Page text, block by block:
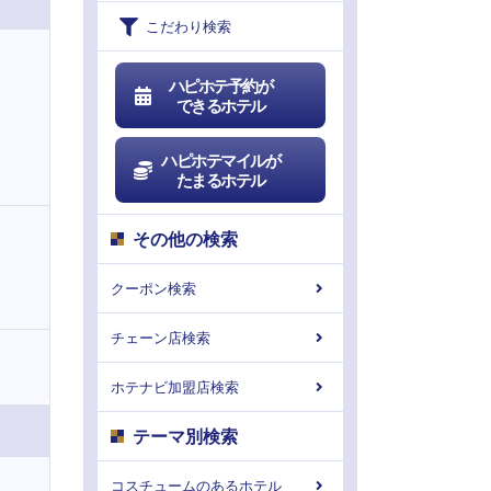
こだわり検索
ハピホテ予約が
できるホテル
ハピホテマイルが
たまるホテル
その他の検索
クーポン検索
チェーン店検索
ホテナビ加盟店検索
テーマ別検索
コスチュームのあるホテル